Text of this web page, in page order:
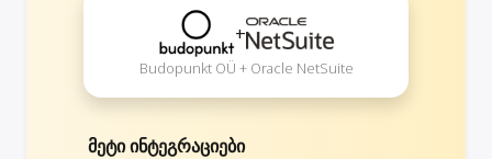
+
Budopunkt OÜ + Oracle NetSuite
მეტი ინტეგრაციები